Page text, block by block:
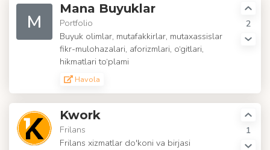
M 2
Mana Buyuklar
Portfolio
Buyuk olimlar, mutafakkirlar, mutaxassislar
fikr-mulohazalari, aforizmlari, o‘gitlari,
hikmatlari to‘plami
Havola
1
Kwork
Frilans
Frilans xizmatlar do'koni va birjasi